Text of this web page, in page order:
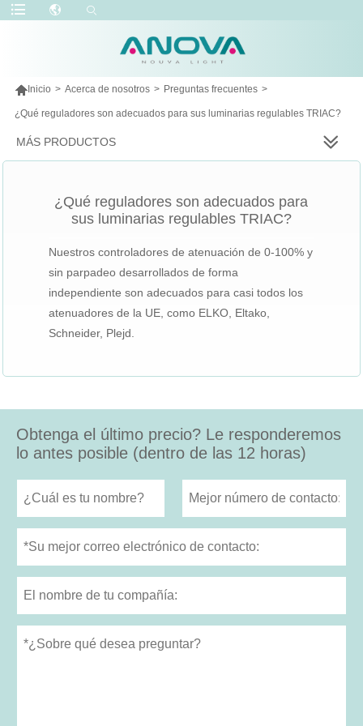
Inicio > Acerca de nosotros > Preguntas frecuentes >
¿Qué reguladores son adecuados para sus luminarias regulables TRIAC?
MÁS PRODUCTOS
¿Qué reguladores son adecuados para
sus luminarias regulables TRIAC?
Nuestros controladores de atenuación de 0-100% y
sin parpadeo desarrollados de forma
independiente son adecuados para casi todos los
atenuadores de la UE, como ELKO, Eltako,
Schneider, Plejd.
Obtenga el último precio? Le responderemos
lo antes posible (dentro de las 12 horas)